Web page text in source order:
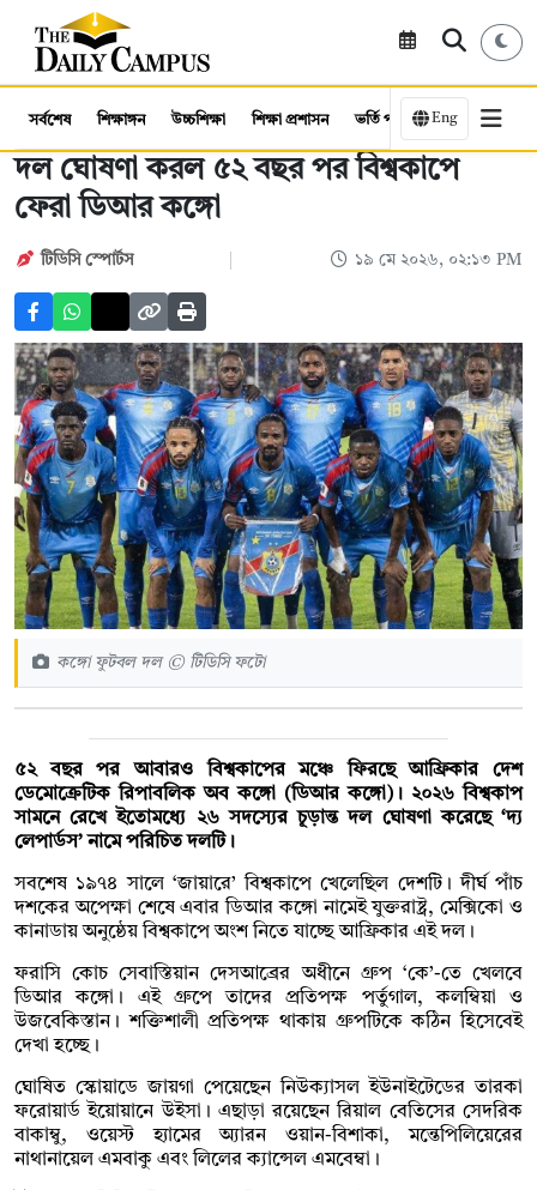
সর্বশেষ শিক্ষাঙ্গন উচ্চশিক্ষা শিক্ষা প্রশাসন ভর্তি পরীক্ষা কর্মসংস্থান
Eng
দল ঘোষণা করল ৫২ বছর পর বিশ্বকাপে
ফেরা ডিআর কঙ্গো
টিডিসি স্পোর্টস ১৯ মে ২০২৬, ০২:১৩ PM
কঙ্গো ফুটবল দল © টিডিসি ফটো
৫২ বছর পর আবারও বিশ্বকাপের মঞ্চে ফিরছে আফ্রিকার দেশ
ডেমোক্রেটিক রিপাবলিক অব কঙ্গো (ডিআর কঙ্গো)। ২০২৬ বিশ্বকাপ
সামনে রেখে ইতোমধ্যে ২৬ সদস্যের চূড়ান্ত দল ঘোষণা করেছে ‘দ্য
লেপার্ডস’ নামে পরিচিত দলটি।
সবশেষ ১৯৭৪ সালে ‘জায়ারে’ বিশ্বকাপে খেলেছিল দেশটি। দীর্ঘ পাঁচ
দশকের অপেক্ষা শেষে এবার ডিআর কঙ্গো নামেই যুক্তরাষ্ট্র, মেক্সিকো ও
কানাডায় অনুষ্ঠেয় বিশ্বকাপে অংশ নিতে যাচ্ছে আফ্রিকার এই দল।
ফরাসি কোচ সেবাস্তিয়ান দেসআব্রের অধীনে গ্রুপ ‘কে’-তে খেলবে
ডিআর কঙ্গো। এই গ্রুপে তাদের প্রতিপক্ষ পর্তুগাল, কলম্বিয়া ও
উজবেকিস্তান। শক্তিশালী প্রতিপক্ষ থাকায় গ্রুপটিকে কঠিন হিসেবেই
দেখা হচ্ছে।
ঘোষিত স্কোয়াডে জায়গা পেয়েছেন নিউক্যাসল ইউনাইটেডের তারকা
ফরোয়ার্ড ইয়োয়ানে উইসা। এছাড়া রয়েছেন রিয়াল বেতিসের সেদরিক
বাকাম্বু, ওয়েস্ট হ্যামের অ্যারন ওয়ান-বিশাকা, মন্তেপিলিয়েরের
নাথানায়েল এমবাকু এবং লিলের ক্যান্সেল এমবেম্বা।